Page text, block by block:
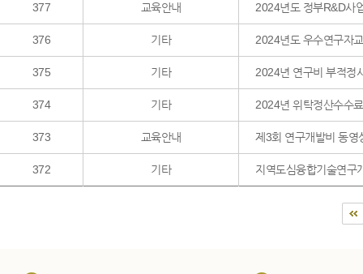
377 교육안내 2024년도 정부R&D사
376 기타 2024년도 우수연구자
375 기타 2024년 연구비 부적정
374 기타 2024년 위탁정산수수
373 교육안내 제3회 연구개발비 동영
372 기타 지역도심융합기술연구